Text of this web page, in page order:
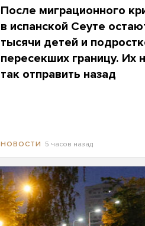
После миграционного
в испанской Сеуте
тысячи детей и
пересекших границу. Их
так отправить назад
НОВОСТИ 5 часов назад